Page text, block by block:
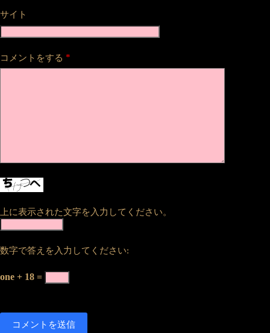
サイト
コメントをする *
上に表示された文字を入力してください。
数字で答えを入力してください:
one + 18 =
コメントを送信